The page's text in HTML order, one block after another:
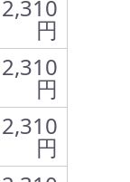
2,310
円
2,310
円
2,310
円